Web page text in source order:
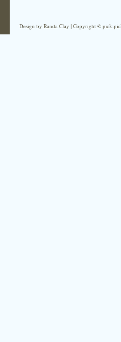
Design by Randa Clay | Copyright ©